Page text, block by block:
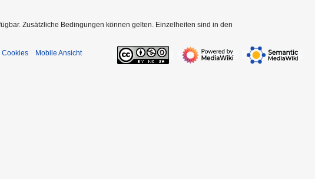
Zusätzliche Bedingungen können gelten. Einzelheiten sind in den
Cookies Mobile Ansicht